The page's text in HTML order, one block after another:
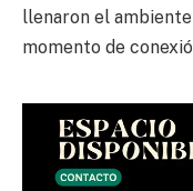
llenaron el
momento de